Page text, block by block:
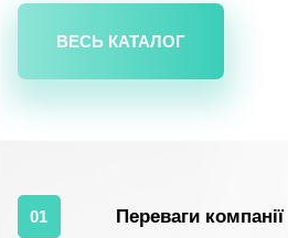
ВЕСЬ КАТАЛОГ
01 Переваги компанії